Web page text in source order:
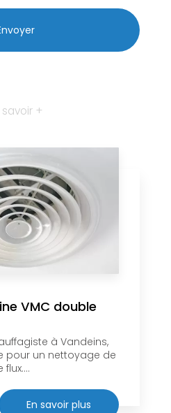
savoir +
VMC double
à Vandeins,
pour un nettoyage de
En savoir plus